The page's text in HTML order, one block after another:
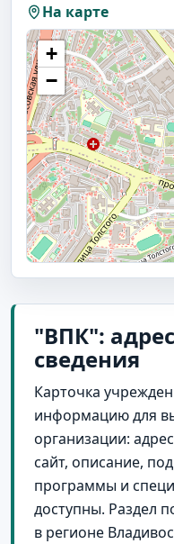
На карте
+
−
"ВПК":
сведения
Карточка
информацию для
организации:
сайт, описание,
программы и
доступны. Раздел
в регионе